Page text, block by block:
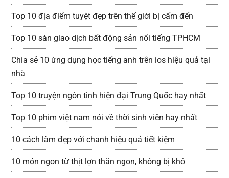
Top 10 địa điểm tuyệt đẹp trên thế giới bị cấm đến
Top 10 sàn giao dịch bất động sản nổi tiếng TPHCM
Chia sẻ 10 ứng dụng học tiếng anh trên ios hiệu quả tại
nhà
Top 10 truyện ngôn tình hiện đại Trung Quốc hay nhất
Top 10 phim việt nam nói về thời sinh viên hay nhất
10 cách làm đẹp với chanh hiệu quả tiết kiệm
10 món ngon từ thịt lợn thăn ngon, không bị khô